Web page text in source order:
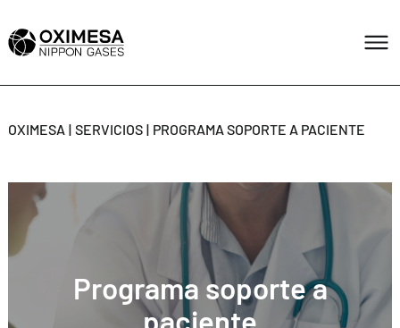
OXIMESA SERVICIOS PROGRAMA SOPORTE A PACIENTE
Programa soporte a
paciente